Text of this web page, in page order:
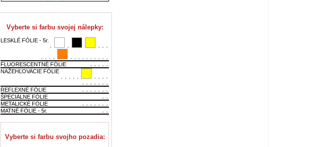
Vyberte si farbu svojej nálepky:
LESKLÉ FÓLIE - 5r.
FLUORESCENTNÉ FÓLIE
NAŽEHĽOVACIE FÓLIE
REFLEXNÉ FÓLIE
ŠPECIÁLNE FÓLIE
METALICKÉ FÓLIE
MATNÉ FÓLIE - 5r.
Vyberte si farbu svojho pozadia: